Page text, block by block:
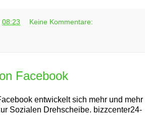
08:23 Keine Kommentare:
Facebook
entwickelt sich mehr und mehr
Sozialen Drehscheibe. bizzcenter24-